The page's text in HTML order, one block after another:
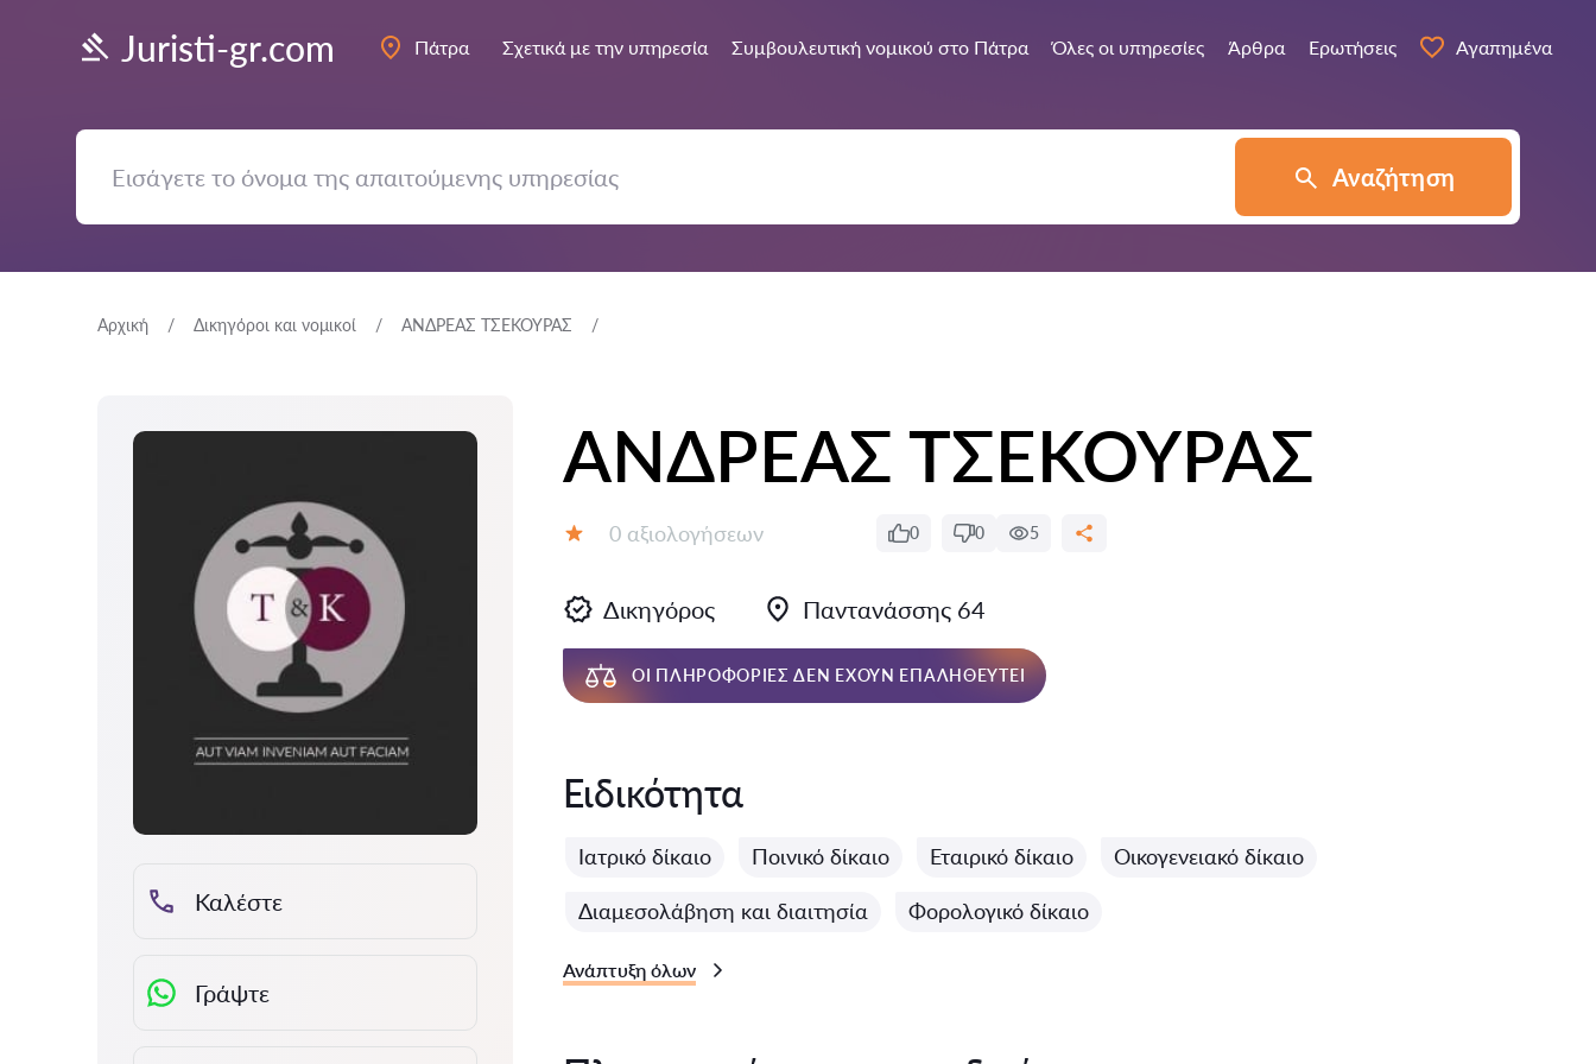
Juristi-gr.com Πάτρα Σχετικά με την υπηρεσία Συμβουλευτική νομικού στο Πάτρα Όλες οι υπηρεσίες Άρθρα Ερωτήσεις Αγαπημένα
Αναζήτηση
Αρχική Δικηγόροι και νομικοί ΑΝΔΡΕΑΣ ΤΣΕΚΟΥΡΑΣ
Καλέστε
Γράψτε
ΑΝΔΡΕΑΣ ΤΣΕΚΟΥΡΑΣ
Αξιολογήσεις:
0 αξιολογήσεων 0 0 5
Δικηγόρος Παντανάσσης 64
ΟΙ ΠΛΗΡΟΦΟΡΊΕΣ ΔΕΝ ΈΧΟΥΝ ΕΠΑΛΗΘΕΥΤΕΊ
Ειδικότητα
Ιατρικό δίκαιο Ποινικό δίκαιο Εταιρικό δίκαιο Οικογενειακό δίκαιο
Διαμεσολάβηση και διαιτησία Φορολογικό δίκαιο
Ανάπτυξη όλων